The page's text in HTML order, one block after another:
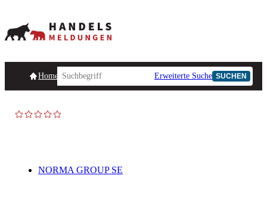
HomepageHandelsmeldungen Ad-Hoc-Meldungen
Erweiterte Suche SUCHEN
NORMA GROUP SE